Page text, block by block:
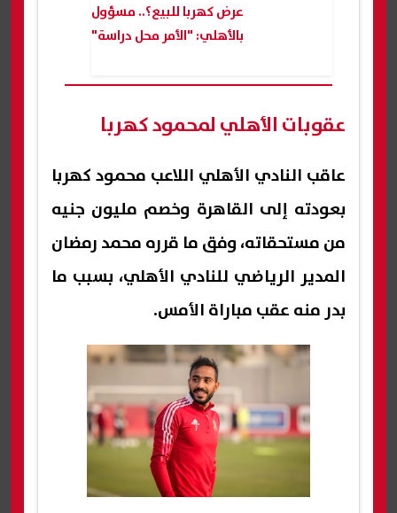
عرض كهربا للبيع؟.. مسؤول
بالأهلي: "الأمر محل دراسة"
عقوبات الأهلي لمحمود كهربا
عاقب النادي الأهلي اللاعب محمود كهربا
بعودته إلى القاهرة وخصم مليون جنيه
من مستحقاته، وفق ما قرره محمد رمضان
المدير الرياضي للنادي الأهلي، بسبب ما
بدر منه عقب مباراة الأمس.